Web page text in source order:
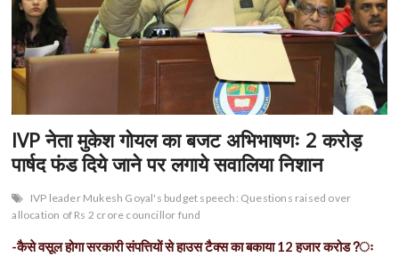
IVP नेता मुकेश गोयल का बजट अभिभाषणः 2 करोड़
पार्षद फंड दिये जाने पर लगाये सवालिया निशान
IVP leader Mukesh Goyal's budget speech: Questions raised over
allocation of Rs 2 crore councillor fund
-कैसे वसूल होगा सरकारी संपत्तियों से हाउस टैक्स का बकाया 12 हजार करोड?ः